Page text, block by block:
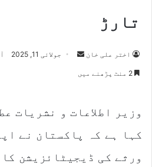
تارڑ
اختر علی خان
a
e
جولائی 11, 2025
وزیر اطلاعات و نشریات
کہا ہے کہ پاکستان نے
ورثے کی ڈیجیٹائزیشن